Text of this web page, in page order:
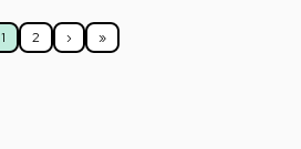
Jelenlegi
1
Oldal
2
Következő
›
Utolsó
»